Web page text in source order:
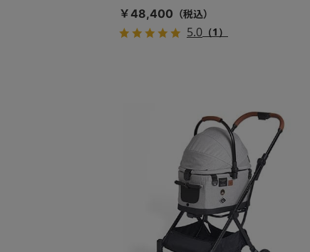
￥48,400
5.0 （1）